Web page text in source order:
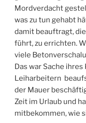
Mordverdacht
was zu tun gehabt
damit beauftragt,
führt, zu errichten.
viele
Das war Sache
Leiharbeitern
der Mauer
Zeit im Urlaub und
mitbekommen, wie